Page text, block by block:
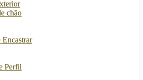
chão
Perfil